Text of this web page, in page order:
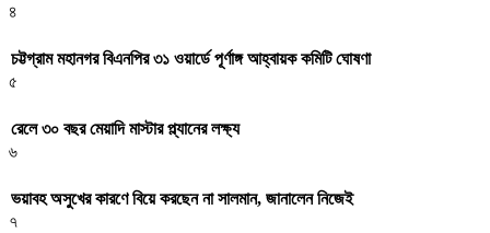
৪
চট্টগ্রাম মহানগর বিএনপির ৩১ ওয়ার্ডে পূর্ণাঙ্গ আহ্বায়ক কমিটি ঘোষণা
৫
রেলে ৩০ বছর মেয়াদি মাস্টার প্ল্যানের লক্ষ্য
৬
ভয়াবহ অসুখের কারণে বিয়ে করছেন না সালমান, জানালেন নিজেই
৭